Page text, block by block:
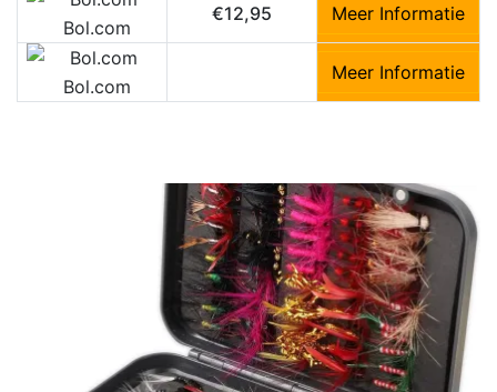
Bol.com
€12,95 Meer Informatie
Bol.com
Meer Informatie